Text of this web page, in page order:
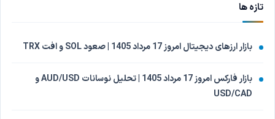
تازه ها
بازار ارزهای دیجیتال امروز 17 مرداد 1405 | صعود SOL و افت TRX
بازار فارکس امروز 17 مرداد 1405 | تحلیل نوسانات AUD/USD و
USD/CAD